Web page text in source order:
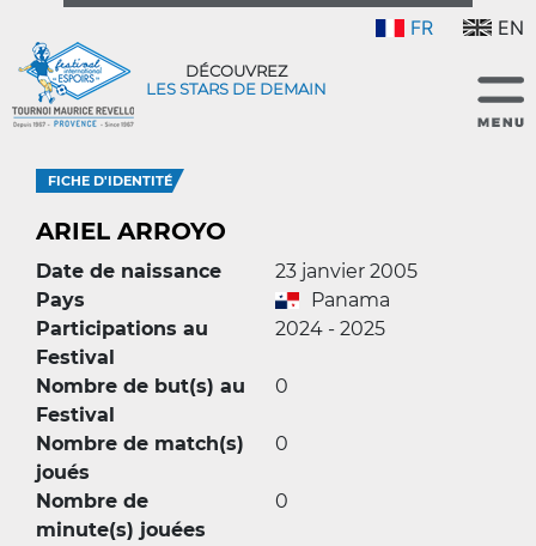
FR EN
DÉCOUVREZ
LES STARS DE DEMAIN
FICHE D'IDENTITÉ
ARIEL ARROYO
Date de naissance
23 janvier 2005
Pays
Panama
Participations au
Festival
2024 - 2025
Nombre de but(s) au
Festival
0
Nombre de match(s)
joués
0
Nombre de
minute(s) jouées
0